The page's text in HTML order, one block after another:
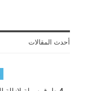
أحدث المقالات